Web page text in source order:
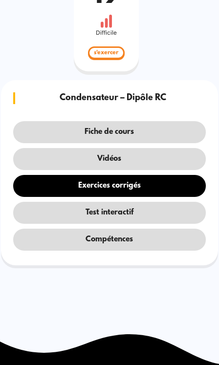
Difficile
s'exercer
Condensateur – Dipôle RC
Fiche de cours
Vidéos
Exercices corrigés
Test interactif
Compétences